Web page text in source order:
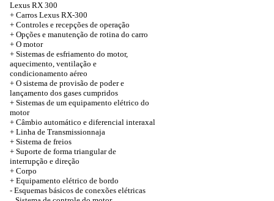
Lexus RX 300
+ Carros Lexus RX-300
+ Controles e recepções de operação
+ Opções e manutenção de rotina do carro
+ O motor
+ Sistemas de esfriamento do motor,
aquecimento, ventilação e
condicionamento aéreo
+ O sistema de provisão de poder e
lançamento dos gases cumpridos
+ Sistemas de um equipamento elétrico do
motor
+ Câmbio automático e diferencial interaxal
+ Linha de Transmissionnaja
+ Sistema de freios
+ Suporte de forma triangular de
interrupção e direção
+ Corpo
+ Equipamento elétrico de bordo
- Esquemas básicos de conexões elétricas